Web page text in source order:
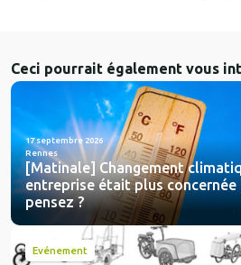
Ceci pourrait également vous
17 septembre 2026
Rennes
[Matinale] Changement
entreprise était plus concernée
pensez ?
Evénement